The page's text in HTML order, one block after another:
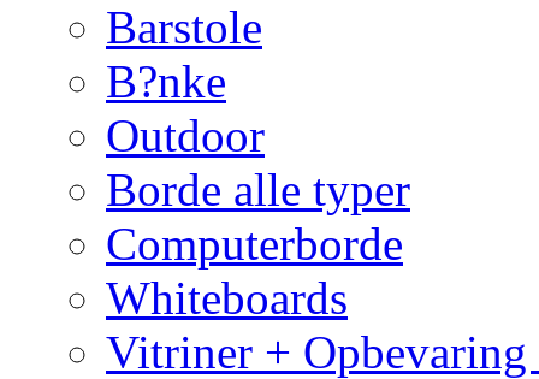
Barstole
B?nke
Outdoor
Borde alle typer
Computerborde
Whiteboards
Vitriner +